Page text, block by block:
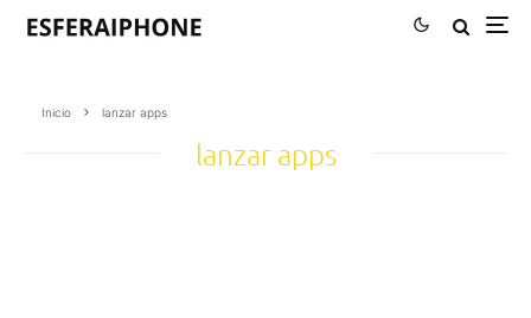
Inicio lanzar apps
lanzar apps